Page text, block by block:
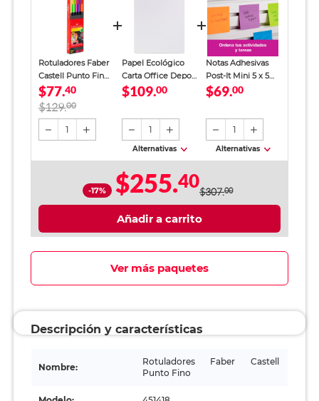
Rotuladores Faber
Castell Punto Fino
Neón 5 piezas
$77.40
$129.00
1
Papel Ecológico
Carta Office Depot
Paquete 500 hojas
$109.00
1
Alternativas
Notas Adhesivas
Post-It Mini 5 x 5
cm
$69.00
1
Alternativas
-17% $255.40$307.00
Añadir a carrito
Ver más paquetes
Descripción y características
Nombre:
Rotuladores Faber Castell
Punto Fino